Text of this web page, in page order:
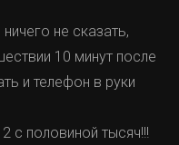
не сказать,
10 минут после
и телефон в руки
с половиной тысяч!!!